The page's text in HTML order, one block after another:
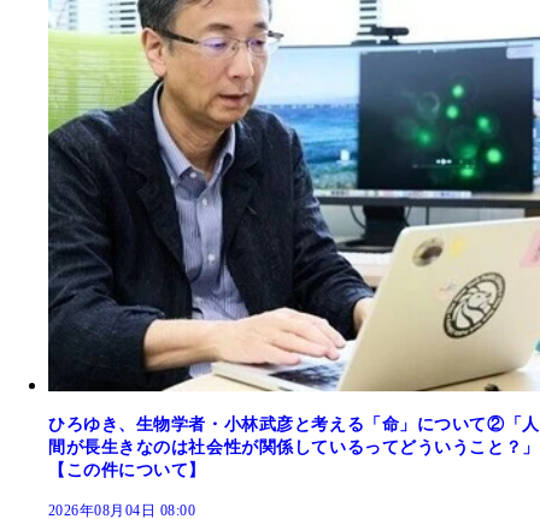
ひろゆき、生物学者・小林武彦と考える「命」について②「人
間が長生きなのは社会性が関係しているってどういうこと？」
【この件について】
2026年08月04日 08:00